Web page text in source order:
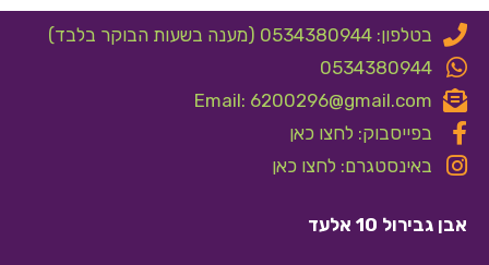
בטלפון: 0534380944 (מענה בשעות הבוקר בלבד)
0534380944
Email: 6200296@gmail.com
בפייסבוק: לחצו כאן
באינסטגרם: לחצו כאן
אבן גבירול 10 אלעד